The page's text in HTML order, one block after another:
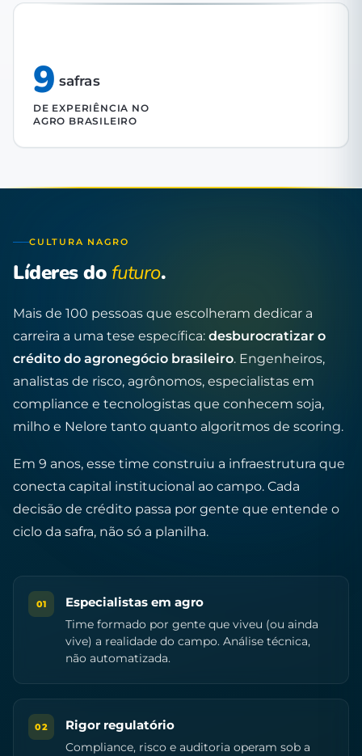
9 safras
DE EXPERIÊNCIA NO
AGRO BRASILEIRO
CULTURA NAGRO
Líderes do futuro.
Mais de 100 pessoas que escolheram dedicar a
carreira a uma tese específica: desburocratizar o
crédito do agronegócio brasileiro. Engenheiros,
analistas de risco, agrônomos, especialistas em
compliance e tecnologistas que conhecem soja,
milho e Nelore tanto quanto algoritmos de scoring.
Em 9 anos, esse time construiu a infraestrutura que
conecta capital institucional ao campo. Cada
decisão de crédito passa por gente que entende o
ciclo da safra, não só a planilha.
01 Especialistas em agro
Time formado por gente que viveu (ou ainda
vive) a realidade do campo. Análise técnica,
não automatizada.
02 Rigor regulatório
Compliance, risco e auditoria operam sob a